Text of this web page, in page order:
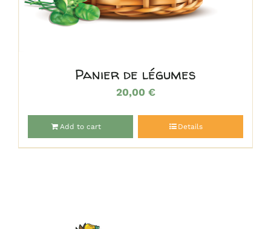
Panier de légumes
20,00 €
Add to cart Details